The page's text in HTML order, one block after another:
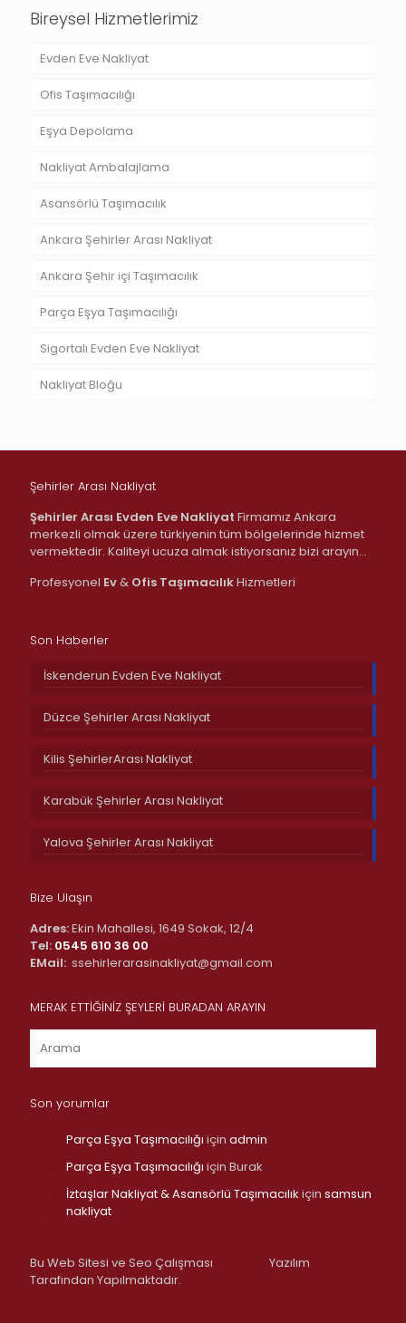
Bireysel Hizmetlerimiz
Evden Eve Nakliyat
Ofis Taşımacılığı
Eşya Depolama
Nakliyat Ambalajlama
Asansörlü Taşımacılık
Ankara Şehirler Arası Nakliyat
Ankara Şehir içi Taşımacılık
Parça Eşya Taşımacılığı
Sigortalı Evden Eve Nakliyat
Nakliyat Bloğu
Şehirler Arası Nakliyat
Şehirler Arası Evden Eve Nakliyat Firmamız Ankara
merkezli olmak üzere türkiyenin tüm bölgelerinde hizmet
vermektedir. Kaliteyi ucuza almak istiyorsanız bizi arayın…
Profesyonel Ev& Ofis TaşımacılıkHizmetleri
Son Haberler
İskenderun Evden Eve Nakliyat
Düzce Şehirler Arası Nakliyat
Kilis ŞehirlerArası Nakliyat
Karabük Şehirler Arası Nakliyat
Yalova Şehirler Arası Nakliyat
Bize Ulaşın
Adres:Ekin Mahallesi, 1649 Sokak, 12/4
Tel: 0545 610 36 00
EMail: ssehirlerarasinakliyat@gmail.com
MERAK ETTİĞİNİZ ŞEYLERİ BURADAN ARAYIN
Son yorumlar
Parça Eşya Taşımacılığı için admin
Parça Eşya Taşımacılığı için Burak
İztaşlar Nakliyat & Asansörlü Taşımacılık için samsun
nakliyat
Bu Web Sitesi ve Seo Çalışması
Yazılım
Tarafından Yapılmaktadır.